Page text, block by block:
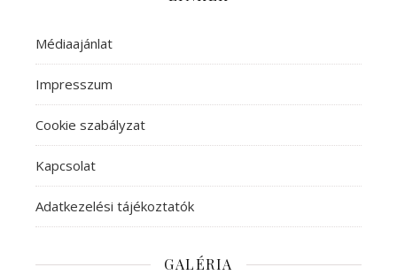
Médiaajánlat
Impresszum
Cookie szabályzat
Kapcsolat
Adatkezelési tájékoztatók
GALÉRIA